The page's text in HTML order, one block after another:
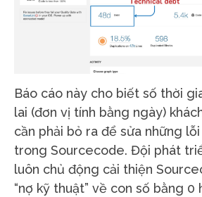
Báo cáo này cho biết số thời
lai (đơn vị tính bằng ngày)
cần phải bỏ ra để sửa những
trong Sourcecode. Đội phát
luôn chủ động cải thiện
“nợ kỹ thuật” về con số bằng 0